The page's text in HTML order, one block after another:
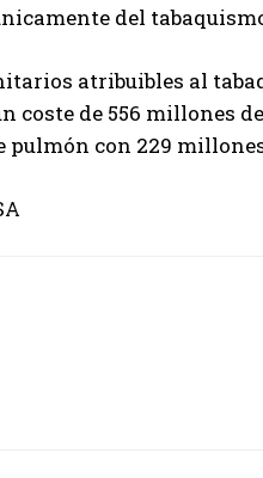
WANT IN
del
atribuibles al
coste de 556 millones
con 229